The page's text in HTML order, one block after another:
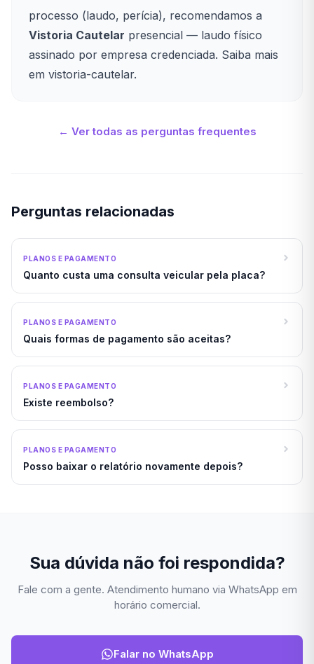
processo (laudo, perícia), recomendamos a
Vistoria Cautelar presencial — laudo físico
assinado por empresa credenciada. Saiba mais
em vistoria-cautelar.
← Ver todas as perguntas frequentes
Perguntas relacionadas
PLANOS E PAGAMENTO
Quanto custa uma consulta veicular pela placa?
PLANOS E PAGAMENTO
Quais formas de pagamento são aceitas?
PLANOS E PAGAMENTO
Existe reembolso?
PLANOS E PAGAMENTO
Posso baixar o relatório novamente depois?
Sua dúvida não foi respondida?
Fale com a gente. Atendimento humano via WhatsApp em
horário comercial.
Falar no WhatsApp